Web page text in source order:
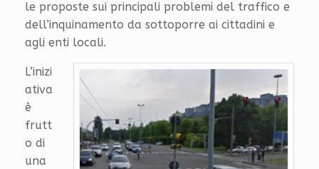
le proposte sui principali problemi del traffico e
dell’inquinamento da sottoporre ai cittadini e
agli enti locali.
L’inizi
ativa
è
frutt
o di
una